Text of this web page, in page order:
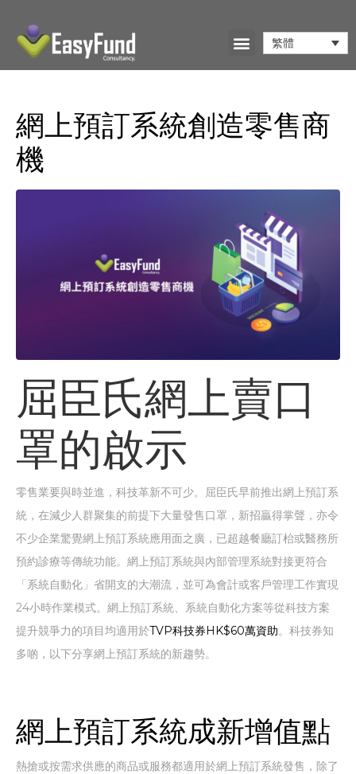
繁體
網上預訂系統創造零售商
機
屈臣氏網上賣口
罩的啟示
零售業要與時並進，科技革新不可少。屈臣氏早前推出網上預訂系
統，在減少人群聚集的前提下大量發售口罩，新招贏得掌聲，亦令
不少企業驚覺網上預訂系統應用面之廣，已超越餐廳訂枱或醫務所
預約診療等傳統功能。網上預訂系統與內部管理系統對接更符合
「系統自動化」省開支的大潮流，並可為會計或客戶管理工作實現
24小時作業模式。網上預訂系統、系統自動化方案等從科技方案
提升競爭力的項目均適用於TVP科技券HK$60萬資助。科技券知
多啲，以下分享網上預訂系統的新趨勢。
網上預訂系統成新增值點
熱搶或按需求供應的商品或服務都適用於網上預訂系統發售，除了